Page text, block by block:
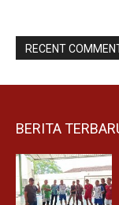
RECENT
BERITA